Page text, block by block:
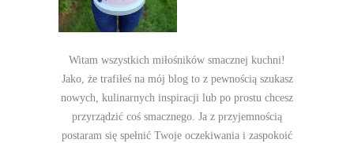
Witam wszystkich miłośników smacznej kuchni!
Jako, że trafiłeś na mój blog to z pewnością szukasz
nowych, kulinarnych inspiracji lub po prostu chcesz
przyrządzić coś smacznego. Ja z przyjemnością
postaram się spełnić Twoje oczekiwania i zaspokoić